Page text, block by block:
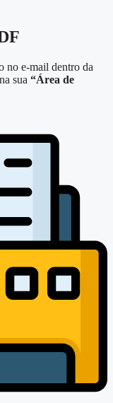
no e-mail dentro da
sua “Área de